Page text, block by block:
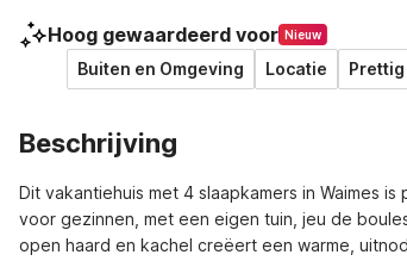
Hoog gewaardeerd voor Nieuw
Buiten en Omgeving Locatie
Beschrijving
Dit vakantiehuis met 4 slaapkamers in Waimes
voor gezinnen, met een eigen tuin, jeu de
open haard en kachel creëert een warme,